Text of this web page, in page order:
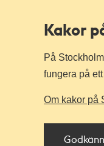
Kakor
På
fungera på
Om kakor på